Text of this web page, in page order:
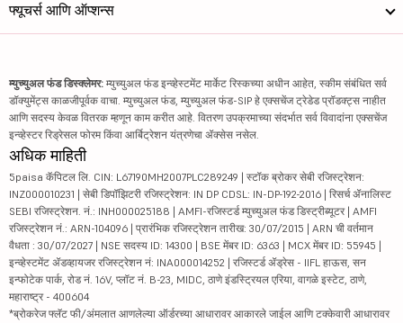
फ्यूचर्स आणि ऑप्शन्स
म्युच्युअल फंड डिस्क्लेमर: म्युच्युअल फंड इन्व्हेस्टमेंट मार्केट रिस्कच्या अधीन आहेत, स्कीम संबंधित सर्व
डॉक्युमेंट्स काळजीपूर्वक वाचा. म्युच्युअल फंड, म्युच्युअल फंड-SIP हे एक्सचेंज ट्रेडेड प्रॉडक्ट्स नाहीत
आणि सदस्य केवळ वितरक म्हणून काम करीत आहे. वितरण उपक्रमाच्या संदर्भात सर्व विवादांना एक्सचेंज
इन्व्हेस्टर रिड्रेसल फोरम किंवा आर्बिट्रेशन यंत्रणेचा ॲक्सेस नसेल.
अधिक माहिती
5paisa कॅपिटल लि. CIN: L67190MH2007PLC289249 | स्टॉक ब्रोकर सेबी रजिस्ट्रेशन:
INZ000010231 | सेबी डिपॉझिटरी रजिस्ट्रेशन: IN DP CDSL: IN-DP-192-2016 | रिसर्च ॲनालिस्ट
SEBI रजिस्ट्रेशन. नं.: INH000025188 | AMFI-रजिस्टर्ड म्युच्युअल फंड डिस्ट्रीब्यूटर | AMFI
रजिस्ट्रेशन नं.: ARN-104096 | प्रारंभिक रजिस्ट्रेशन तारीख: 30/07/2015 | ARN ची वर्तमान
वैधता : 30/07/2027 | NSE सदस्य ID: 14300 | BSE मेंबर ID: 6363 | MCX मेंबर ID: 55945 |
इन्व्हेस्टमेंट ॲडव्हायजर रजिस्ट्रेशन नं: INA000014252 | रजिस्टर्ड ॲड्रेस - IIFL हाऊस, सन
इन्फोटेक पार्क, रोड नं. 16V, प्लॉट नं. B-23, MIDC, ठाणे इंडस्ट्रियल एरिया, वागळे इस्टेट, ठाणे,
महाराष्ट्र - 400604
*ब्रोकरेज फ्लॅट फी/अंमलात आणलेल्या ऑर्डरच्या आधारावर आकारले जाईल आणि टक्केवारी आधारावर